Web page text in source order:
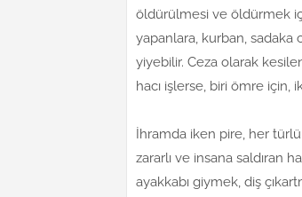
öldürülmesi ve öldürmek
yapanlara, kurban, sadaka
yiyebilir. Ceza olarak
hacı işlerse, biri ömre için,
İhramda iken pire, her türlü
zararlı ve insana saldıran
ayakkabı giymek, diş